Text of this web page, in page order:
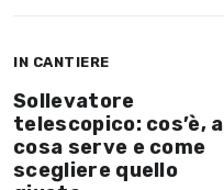
IN CANTIERE
Sollevatore
telescopico: cos’è, a
cosa serve e come
scegliere quello